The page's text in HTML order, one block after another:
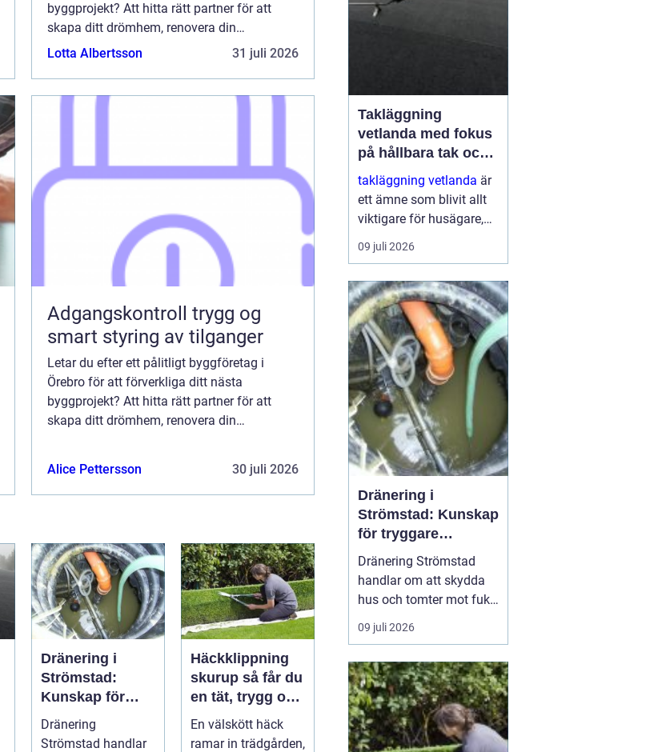
byggprojekt? Att hitta rätt partner för att
skapa ditt drömhem, renovera din
nuvarande bostad eller bygga en ny
Lotta Albertsson 31 juli 2026
Adgangskontroll trygg og
smart styring av tilganger
Letar du efter ett pålitligt byggföretag i
Örebro för att förverkliga ditt nästa
byggprojekt? Att hitta rätt partner för att
skapa ditt drömhem, renovera din
Alice Pettersson 30 juli 2026
Dränering i
Strömstad:
Kunskap för
tryggare
husgrunder
Dränering
Strömstad handlar
Häckklippning
skurup så får du
en tät, trygg och
snygg häck året
En välskött häck
ramar in trädgården,
och entrepren&...
Takläggning
vetlanda med fokus
på hållbara tak och
trygga hus
takläggning vetlanda är
ett ämne som blivit allt
viktigare för husägare,
bostadsrättsföreningar
och fastighetsägare i
skyddar inte bara mot
regn, snö och blåst, utan
påve...
09 juli 2026
Dränering i
Strömstad: Kunskap
för tryggare
husgrunder
Dränering Strömstad
handlar om att skydda
hus och tomter mot fukt,
läckage och långsiktiga
skador i en miljö som
kustklimat, klippor och
varierande
markförhållanden.
Genom att förstå...
09 juli 2026